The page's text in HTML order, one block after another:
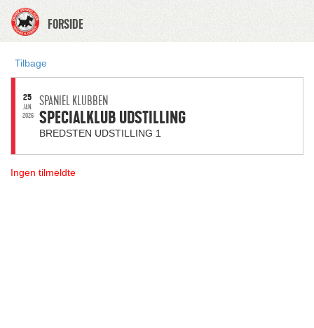
FORSIDE
Tilbage
25
JAN.
2026
SPANIEL KLUBBEN
SPECIALKLUB UDSTILLING
BREDSTEN UDSTILLING 1
Ingen tilmeldte